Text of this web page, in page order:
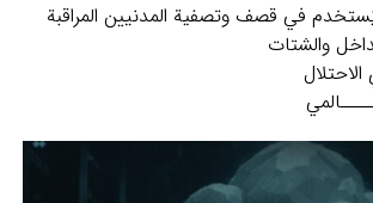
في قصف وتصفية المدنيين المراقبة
والشتات